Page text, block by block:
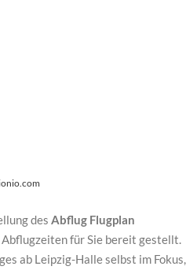
des Abflug Flugplan
für Sie bereit gestellt.
ab Leipzig-Halle selbst im Fokus,